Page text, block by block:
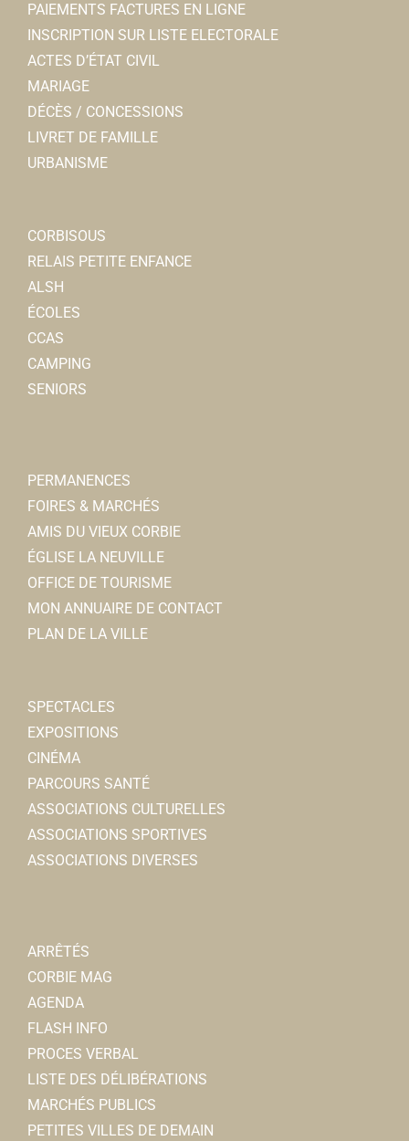
PAIEMENTS FACTURES EN LIGNE
INSCRIPTION SUR LISTE ELECTORALE
ACTES D’ÉTAT CIVIL
MARIAGE
DÉCÈS / CONCESSIONS
LIVRET DE FAMILLE
URBANISME
CORBISOUS
RELAIS PETITE ENFANCE
ALSH
ÉCOLES
CCAS
CAMPING
SENIORS
PERMANENCES
FOIRES & MARCHÉS
AMIS DU VIEUX CORBIE
ÉGLISE LA NEUVILLE
OFFICE DE TOURISME
MON ANNUAIRE DE CONTACT
PLAN DE LA VILLE
SPECTACLES
EXPOSITIONS
CINÉMA
PARCOURS SANTÉ
ASSOCIATIONS CULTURELLES
ASSOCIATIONS SPORTIVES
ASSOCIATIONS DIVERSES
ARRÊTÉS
CORBIE MAG
AGENDA
FLASH INFO
PROCES VERBAL
LISTE DES DÉLIBÉRATIONS
MARCHÉS PUBLICS
PETITES VILLES DE DEMAIN